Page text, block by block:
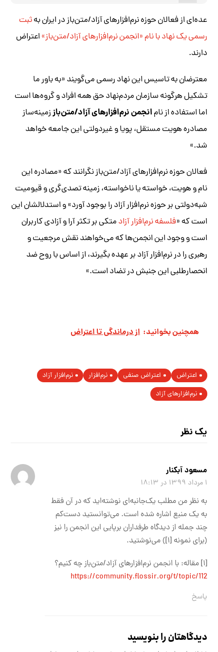
عده‌ای از فعالان حوزه نرم‌افزارهای آزاد/متن‌باز در ایران بهثبت
رسمی یک نهاد با نام «انجمن نرم‌افزارهای آزاد/متن‌باز»اعتراض
دارند.
معترضان به تاسیس این نهاد رسمی می‌گویند «به باور ما
تشکیل هرگونه سازمان مردم‌نهاد حق همه افراد و گروه‌ها است
اما استفاده از نامانجمن نرم‌افزارهای آزاد/متن‌باززمینه‌ساز
مصادره هویت مستقل، پویا و غیردولتی این جامعه خواهد
شد.»
فعالان حوزه نرم‌افزارهای آزاد/متن‌باز نگرانند که «مصادره این
نام و هویت، خواسته یا ناخواسته، زمینه تصدی‌گری و قیومیت
شبه‌دولتی بر حوزه نرم‌افزار آزاد را بوجود آورد» و استدلالشان این
است که «فلسفه نرم‌افزار آزادمتکی بر تکثر‌ آرا و آزادی کاربران
است و وجود این انجمن‌ها که می‌خواهند نقش مرجعیت و
رهبری را در نرم‌افزار آزاد بر عهده بگیرند، از اساس با روح ضد
انحصارطلبی این جنبش در تضاد است.»
همچنین بخوانید: از درماندگی تا اعتراض
اعتراض اعتراض صنفی نرم‌افزار
نرم‌افزار آزاد
نرم‌افزارهای آزاد
یک نظر
مسعود آبکنار
۱ مرداد ۱۳۹۹ در ۱۸:۱۳
به نظر من مطلب یک‌جانبه‌ای نوشته‌اید که در آن فقط
به یک منبع اشاره شده است. می‌توانستید دست‌کم
چند جمله از دیدگاه طرفداران برپایی این انجمن را نیز
(برای نمونه [۱]) می‌نوشتید.
[۱] مقاله: با انجمن نرم‌افزارهای آزاد/متن‌باز چه کنیم؟
https://community.flossir.org/t/topic/112
پاسخ
دیدگاهتان را بنویسید